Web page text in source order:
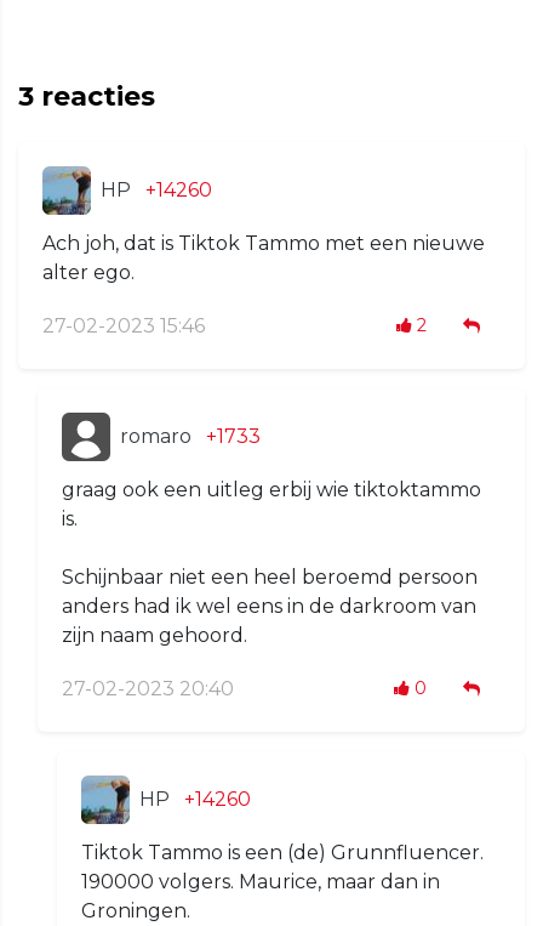
3 reacties
HP +14260
Ach joh, dat is Tiktok Tammo met een nieuwe
alter ego.
27-02-2023 15:46 2
romaro +1733
graag ook een uitleg erbij wie tiktoktammo
is.
Schijnbaar niet een heel beroemd persoon
anders had ik wel eens in de darkroom van
zijn naam gehoord.
27-02-2023 20:40 0
HP +14260
Tiktok Tammo is een (de) Grunnfluencer.
190000 volgers. Maurice, maar dan in
Groningen.